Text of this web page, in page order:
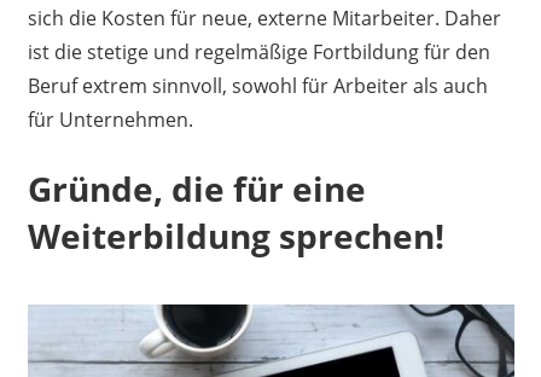
sich die Kosten für neue, externe Mitarbeiter. Daher
ist die stetige und regelmäßige Fortbildung für den
Beruf extrem sinnvoll, sowohl für Arbeiter als auch
für Unternehmen.
Gründe, die für eine
Weiterbildung sprechen!